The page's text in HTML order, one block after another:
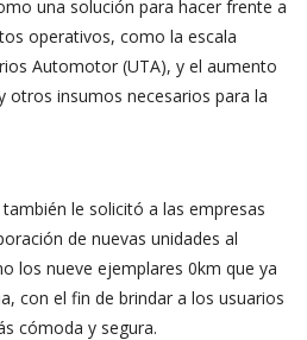
una solución para hacer frente a
operativos, como la escala
Automotor (UTA), y el aumento
otros insumos necesarios para la
le solicitó a las empresas
de nuevas unidades al
los nueve ejemplares 0km que ya
con el fin de brindar a los usuarios
cómoda y segura.